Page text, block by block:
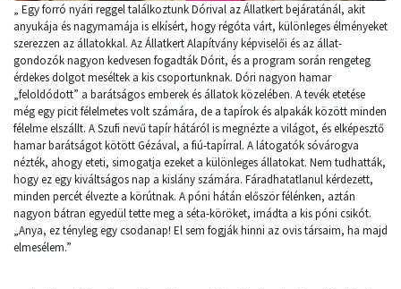
„ Egy forró nyári reggel találkoztunk Dórival az Állatkert bejáratánál, akit
anyukája és nagymamája is elkísért, hogy régóta várt, különleges élményeket
szerezzen az állatokkal. Az Állatkert Alapítvány képviselői és az állat-
gondozók nagyon kedvesen fogadták Dórit, és a program során rengeteg
érdekes dolgot meséltek a kis csoportunknak. Dóri nagyon hamar
„feloldódott” a barátságos emberek és állatok közelében. A tevék etetése
még egy picit félelmetes volt számára, de a tapírok és alpakák között minden
félelme elszállt. A Szufi nevű tapír hátáról is megnézte a világot, és elképesztő
hamar barátságot kötött Gézával, a fiú-tapírral. A látogatók sóvárogva
nézték, ahogy eteti, simogatja ezeket a különleges állatokat. Nem tudhatták,
hogy ez egy kiváltságos nap a kislány számára. Fáradhatatlanul kérdezett,
minden percét élvezte a körútnak. A póni hátán először félénken, aztán
nagyon bátran egyedül tette meg a séta-köröket, imádta a kis póni csikót.
„Anya, ez tényleg egy csodanap! El sem fogják hinni az ovis társaim, ha majd
elmesélem.”